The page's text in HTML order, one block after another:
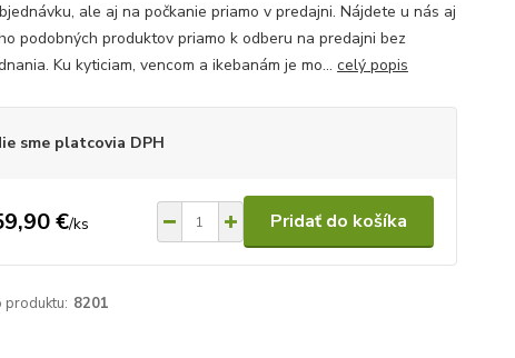
ale aj na počkanie priamo v predajni. Nájdete u nás aj
podobných produktov priamo k odberu na predajni bez
Ku kyticiam, vencom a ikebanám je mo... celý popis
sme platcovia DPH
€/ks Pridať do košíka
produktu: 8201